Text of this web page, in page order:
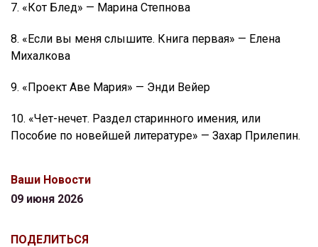
7. «Кот Блед» — Марина Степнова
8. «Если вы меня слышите. Книга первая» — Елена
Михалкова
9. «Проект Аве Мария» — Энди Вейер
10. «Чет-нечет. Раздел старинного имения, или
Пособие по новейшей литературе» — Захар Прилепин.
Ваши Новости
09 июня 2026
ПОДЕЛИТЬСЯ